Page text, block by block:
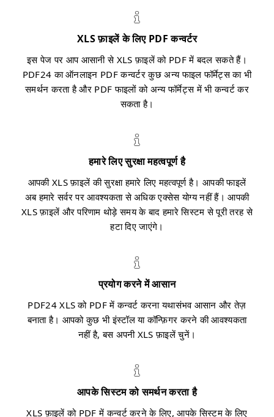
XLS फ़ाइलें के लिए PDF कन्वर्टर
इस पेज पर आप आसानी से XLS फ़ाइलें को PDF में बदल सकते हैं।
PDF24 का ऑनलाइन PDF कन्वर्टर कुछ अन्य फाइल फॉर्मेट्स का भी
समर्थन करता है और PDF फाइलों को अन्य फॉर्मेट्स में भी कन्वर्ट कर
सकता है।
हमारे लिए सुरक्षा महत्वपूर्ण है
आपकी XLS फ़ाइलें की सुरक्षा हमारे लिए महत्वपूर्ण है। आपकी फाइलें
अब हमारे सर्वर पर आवश्यकता से अधिक एक्सेस योग्य नहीं हैं। आपकी
XLS फ़ाइलें और परिणाम थोड़े समय के बाद हमारे सिस्टम से पूरी तरह से
हटा दिए जाएंगे।
प्रयोग करने में आसान
PDF24 XLS को PDF में कन्वर्ट करना यथासंभव आसान और तेज़
बनाता है। आपको कुछ भी इंस्टॉल या कॉन्फ़िगर करने की आवश्यकता
नहीं है, बस अपनी XLS फ़ाइलें चुनें।
आपके सिस्टम को समर्थन करता है
XLS फ़ाइलें को PDF में कन्वर्ट करने के लिए, आपके सिस्टम के लिए